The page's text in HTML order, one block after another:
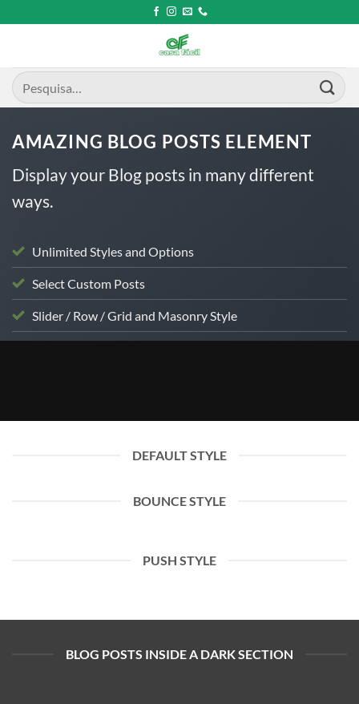
to
Pesquisar
por:
AMAZING BLOG POSTS ELEMENT
Display your Blog posts in many different
ways.
Unlimited Styles and Options
Select Custom Posts
Slider / Row / Grid and Masonry Style
DEFAULT STYLE
BOUNCE STYLE
PUSH STYLE
BLOG POSTS INSIDE A DARK SECTION